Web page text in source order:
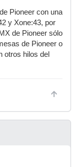
Pioneer con una
y Xone:43, por
de Pioneer sólo
de Pioneer o
otros hilos del